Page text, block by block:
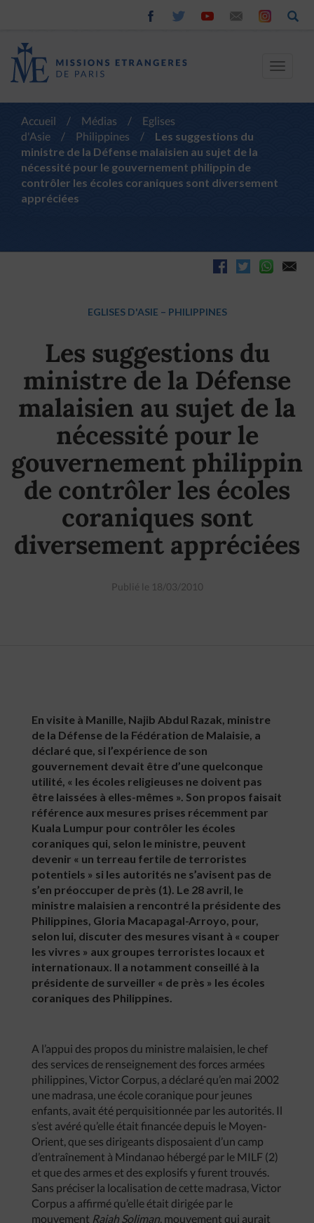
Toggle
Accueil / Médias /
Eglises
d'Asie
/ Philippines /
Les suggestions du
ministre de la Défense malaisien au sujet de la
nécessité pour le gouvernement philippin de
contrôler les écoles coraniques sont diversement
appréciées
EGLISES D'ASIE – PHILIPPINES
Les suggestions du
ministre de la Défense
malaisien au sujet de la
nécessité pour le
gouvernement philippin
de contrôler les écoles
coraniques sont
diversement appréciées
Publié le 18/03/2010
En visite à Manille, Najib Abdul Razak, ministre
de la Défense de la Fédération de Malaisie, a
déclaré que, si l’expérience de son
gouvernement devait être d’une quelconque
utilité, « les écoles religieuses ne doivent pas
être laissées à elles-mêmes ». Son propos faisait
référence aux mesures prises récemment par
Kuala Lumpur pour contrôler les écoles
coraniques qui, selon le ministre, peuvent
devenir « un terreau fertile de terroristes
potentiels » si les autorités ne s’avisent pas de
s’en préoccuper de près (1). Le 28 avril, le
ministre malaisien a rencontré la présidente des
Philippines, Gloria Macapagal-Arroyo, pour,
selon lui, discuter des mesures visant à « couper
les vivres » aux groupes terroristes locaux et
internationaux. Il a notamment conseillé à la
présidente de surveiller « de près » les écoles
coraniques des Philippines.
A l’appui des propos du ministre malaisien, le chef
des services de renseignement des forces armées
philippines, Victor Corpus, a déclaré qu’en mai 2002
une madrasa, une école coranique pour jeunes
enfants, avait été perquisitionnée par les autorités. Il
s’est avéré qu’elle était financée depuis le Moyen-
Orient, que ses dirigeants disposaient d’un camp
d’entraînement à Mindanao hébergé par le MILF (2)
et que des armes et des explosifs y furent trouvés.
Sans préciser la localisation de cette madrasa, Victor
Corpus a affirmé qu’elle était dirigée par le
mouvement Rajah Soliman, mouvement qui aurait